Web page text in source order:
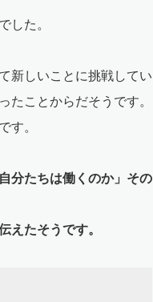
た。
新しいことに挑戦してい
ことからだそうです。
。
分たちは働くのか」その
たそうです。